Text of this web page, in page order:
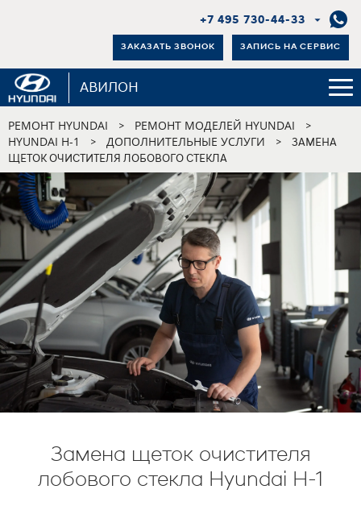
+7 495 730-44-33
ЗАКАЗАТЬ ЗВОНОК ЗАПИСЬ НА СЕРВИС
АВИЛОН
РЕМОНТ HYUNDAI > РЕМОНТ МОДЕЛЕЙ HYUNDAI >
HYUNDAI H-1 > ДОПОЛНИТЕЛЬНЫЕ УСЛУГИ >
ЗАМЕНА
ЩЕТОК ОЧИСТИТЕЛЯ ЛОБОВОГО СТЕКЛА
Замена щеток очистителя
лобового стекла Hyundai H-1